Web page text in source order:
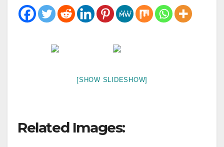
[SHOW SLIDESHOW]
Related Images: